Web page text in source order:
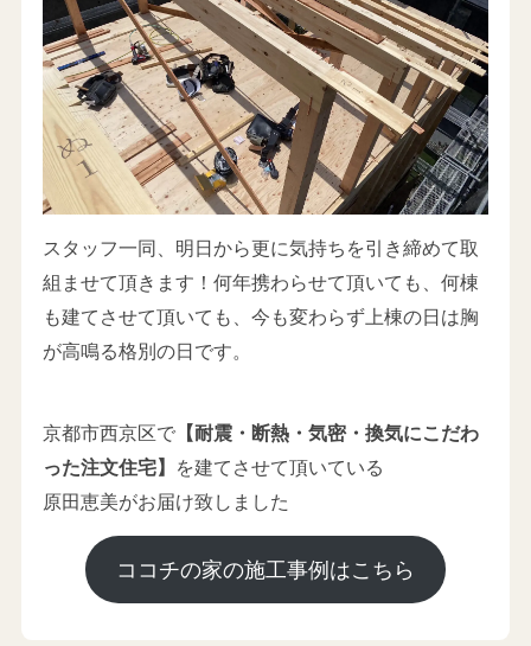
スタッフ一同、明日から更に気持ちを引き締めて取
組ませて頂きます！何年携わらせて頂いても、何棟
も建てさせて頂いても、今も変わらず上棟の日は胸
が高鳴る格別の日です。
京都市西京区で【耐震・断熱・気密・換気にこだわ
った注文住宅】
を建てさせて頂いている
原田恵美がお届け致しました
ココチの家の施工事例はこちら